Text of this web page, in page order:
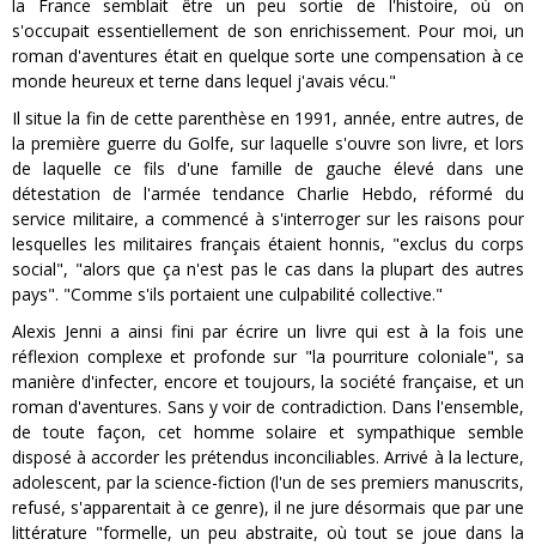
la France semblait être un peu sortie de l'histoire, où on
s'occupait essentiellement de son enrichissement. Pour moi, un
roman d'aventures était en quelque sorte une compensation à ce
monde heureux et terne dans lequel j'avais vécu."
Il situe la fin de cette parenthèse en 1991, année, entre autres, de
la première guerre du Golfe, sur laquelle s'ouvre son livre, et lors
de laquelle ce fils d'une famille de gauche élevé dans une
détestation de l'armée tendance Charlie Hebdo, réformé du
service militaire, a commencé à s'interroger sur les raisons pour
lesquelles les militaires français étaient honnis, "exclus du corps
social", "alors que ça n'est pas le cas dans la plupart des autres
pays". "Comme s'ils portaient une culpabilité collective."
Alexis Jenni a ainsi fini par écrire un livre qui est à la fois une
réflexion complexe et profonde sur "la pourriture coloniale", sa
manière d'infecter, encore et toujours, la société française, et un
roman d'aventures. Sans y voir de contradiction. Dans l'ensemble,
de toute façon, cet homme solaire et sympathique semble
disposé à accorder les prétendus inconciliables. Arrivé à la lecture,
adolescent, par la science-fiction (l'un de ses premiers manuscrits,
refusé, s'apparentait à ce genre), il ne jure désormais que par une
littérature "formelle, un peu abstraite, où tout se joue dans la